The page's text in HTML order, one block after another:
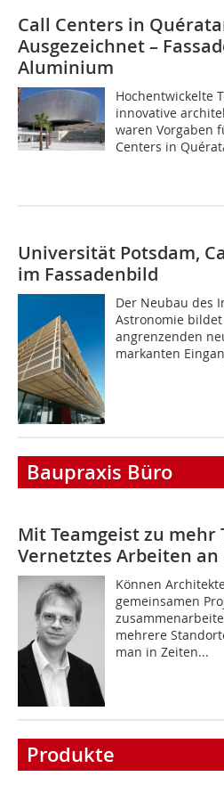
Call Centers in
Ausgezeichnet –
Aluminium
Hochentwickelte
innovative
waren Vorgaben
Centers in
Universität Potsdam,
im Fassadenbild
Der Neubau des
Astronomie
angrenzenden
markanten
Baupraxis Büro
Mit Teamgeist zu mehr
Vernetztes Arbeiten
Können
gemeinsamen
mehrere
man in Zeiten...
Produkte